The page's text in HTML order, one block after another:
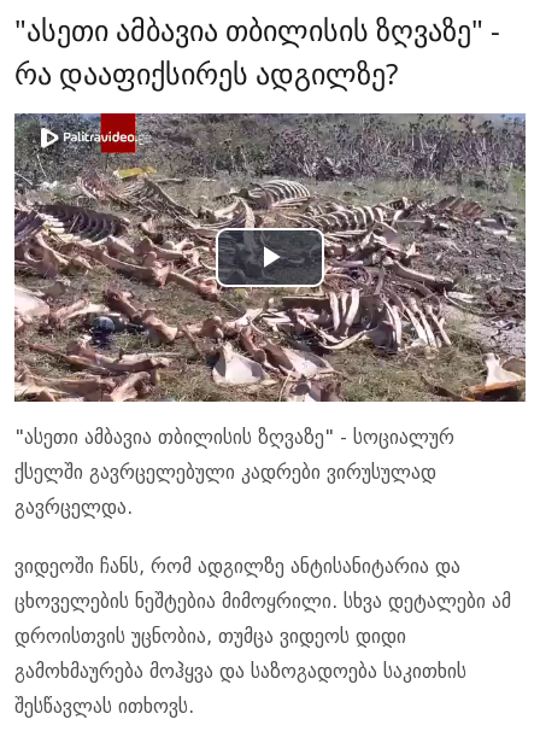
"ასეთი ამბავია თბილისის ზღვაზე" -
რა დააფიქსირეს ადგილზე?
Play
Video
"ასეთი ამბავია თბილისის ზღვაზე" - სოციალურ
ქსელში გავრცელებული კადრები ვირუსულად
გავრცელდა.
ვიდეოში ჩანს, რომ ადგილზე ანტისანიტარია და
ცხოველების ნეშტებია მიმოყრილი. სხვა დეტალები ამ
დროისთვის უცნობია, თუმცა ვიდეოს დიდი
გამოხმაურება მოჰყვა და საზოგადოება საკითხის
შესწავლას ითხოვს.